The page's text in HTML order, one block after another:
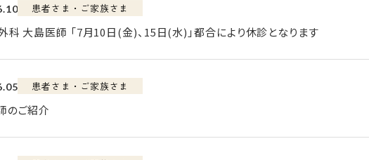
患者さま・ご家族さま
外科 大島医師 「7月10日(金)、15日(水)」都合により休診となります
患者さま・ご家族さま
のご紹介